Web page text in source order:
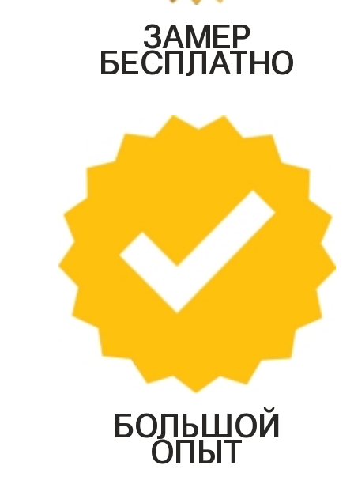
ЗАМЕР
БЕСПЛАТНО
БОЛЬШОЙ
ОПЫТ